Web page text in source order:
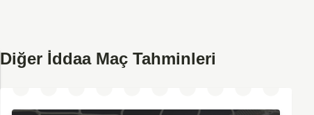
Diğer İddaa Maç Tahminleri